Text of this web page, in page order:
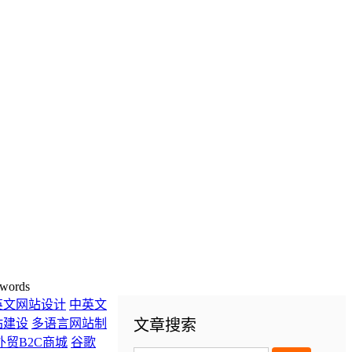
文章搜索
文网站设计 中英文
建设 多语言网站制
贸B2C商城 谷歌